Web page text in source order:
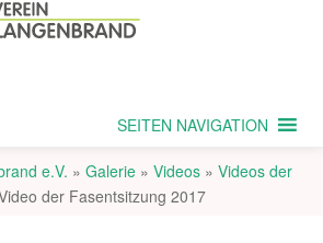
SEITEN NAVIGATION
e.V. » Galerie » Videos » Videos der
der Fasentsitzung 2017